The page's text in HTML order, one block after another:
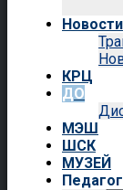
Новости
КРЦ
ДО
МЭШ
ШСК
МУЗЕЙ